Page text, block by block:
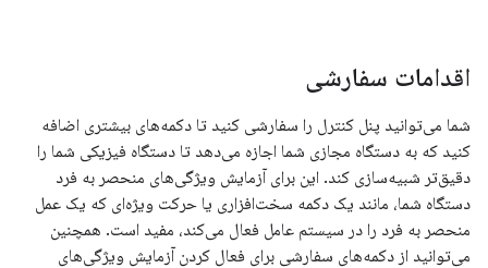
اقدامات سفارشی
شما می‌توانید پنل کنترل را سفارشی کنید تا دکمه‌های بیشتری اضافه
کنید که به دستگاه مجازی شما اجازه می‌دهد تا دستگاه فیزیکی شما را
دقیق‌تر شبیه‌سازی کند. این برای آزمایش ویژگی‌های منحصر به فرد
دستگاه شما، مانند یک دکمه سخت‌افزاری یا حرکت ویژه‌ای که یک عمل
منحصر به فرد را در سیستم عامل فعال می‌کند، مفید است. همچنین
می‌توانید از دکمه‌های سفارشی برای فعال کردن آزمایش ویژگی‌های